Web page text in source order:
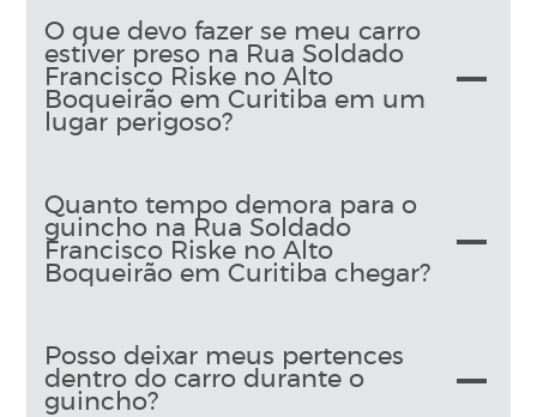
O que devo fazer se meu carro
estiver preso na Rua Soldado
Francisco Riske no Alto
Boqueirão em Curitiba em um
lugar perigoso?
Quanto tempo demora para o
guincho na Rua Soldado
Francisco Riske no Alto
Boqueirão em Curitiba chegar?
Posso deixar meus pertences
dentro do carro durante o
guincho?